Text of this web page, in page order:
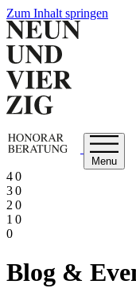
Zum Inhalt springen
Menu
4 0
3 0
2 0
1 0
0
Blog &